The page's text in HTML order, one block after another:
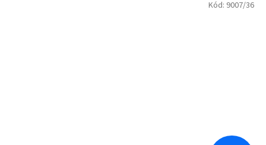
Kód: 9007/36